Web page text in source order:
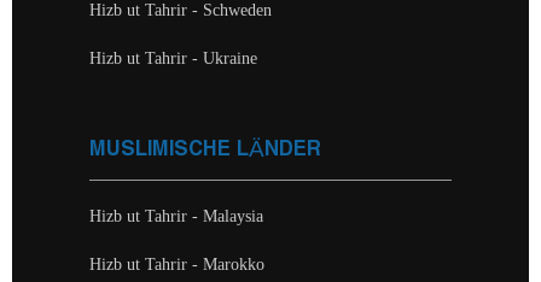
Hizb ut Tahrir - Schweden
Hizb ut Tahrir - Ukraine
MUSLIMISCHE LÄNDER
Hizb ut Tahrir - Malaysia
Hizb ut Tahrir - Marokko